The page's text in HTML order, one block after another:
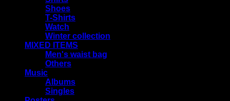
Shoes
T-Shirts
Watch
Winter collection
MIXED ITEMS
Men's waist bag
Others
Music
Albums
Singles